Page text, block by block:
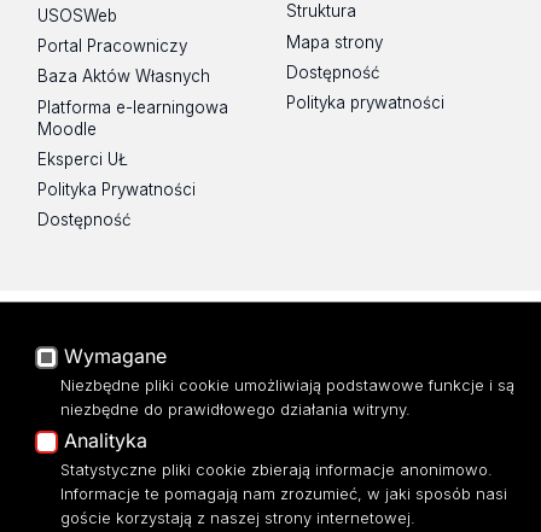
USOSWeb
Portal Pracowniczy
Baza Aktów Własnych
Platforma e-learningowa
Moodle
Eksperci UŁ
Polityka Prywatności
Dostępność
Struktura
Mapa strony
Dostępność
Polityka prywatności
Uniwersytetu Łódzkiego
ul. Matejki 22/26
90-237 Łódź
tel: 42 635 51 22
NIP 724 000 32 43
Wymagane
Niezbędne pliki cookie umożliwiają podstawowe funkcje i są
niezbędne do prawidłowego działania witryny.
Analityka
Statystyczne pliki cookie zbierają informacje anonimowo.
Informacje te pomagają nam zrozumieć, w jaki sposób nasi
goście korzystają z naszej strony internetowej.